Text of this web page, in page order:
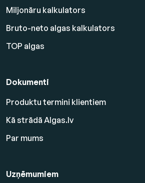
Miljonāru kalkulators
Bruto-neto algas kalkulators
TOP algas
Dokumenti
Produktu termini klientiem
Kā strādā Algas.lv
Par mums
Uzņēmumiem